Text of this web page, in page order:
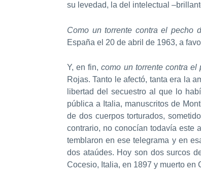
su levedad, la del intelectual
Como un torrente contra el pecho
España el 20 de abril de 1963, a
Y, en fin,como un torrente contra el
Rojas. Tanto le afectó, tanta era la
libertad del secuestro al que lo
pública a Italia, manuscritos de
de dos cuerpos torturados,
contrario, no conocían todavía este
temblaron en ese telegrama y en
dos ataúdes. Hoy son dos surcos
Cocesio, Italia, en 1897 y muerto en